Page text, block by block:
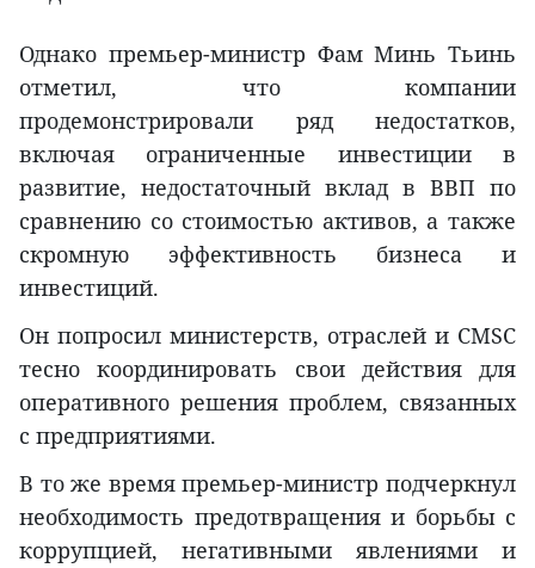
Однако премьер-министр Фам Минь Тьинь
отметил, что компании
продемонстрировали ряд недостатков,
включая ограниченные инвестиции в
развитие, недостаточный вклад в ВВП по
сравнению со стоимостью активов, а также
скромную эффективность бизнеса и
инвестиций.
Он попросил министерств, отраслей и CMSC
тесно координировать свои действия для
оперативного решения проблем, связанных
с предприятиями.
В то же время премьер-министр подчеркнул
необходимость предотвращения и борьбы с
коррупцией, негативными явлениями и